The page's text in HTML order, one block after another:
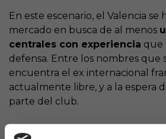
En este escenario, el Valencia se
mercado en busca de al menos
centrales con experiencia que
defensa. Entre los nombres que
encuentra el ex internacional
actualmente libre, y a la espera
parte del club.
Julen